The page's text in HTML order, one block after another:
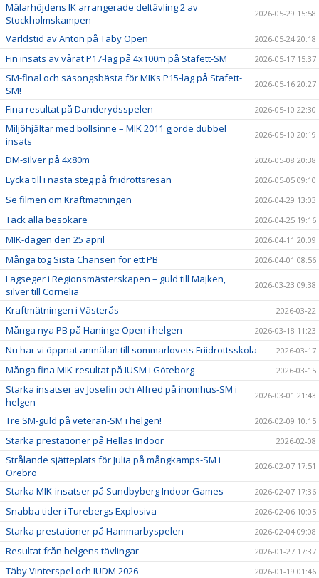
Mälarhöjdens IK arrangerade deltävling 2 av
Stockholmskampen
2026-05-29 15:58
Världstid av Anton på Täby Open 2026-05-24 20:18
Fin insats av vårat P17-lag på 4x100m på Stafett-SM 2026-05-17 15:37
SM-final och säsongsbästa för MIKs P15-lag på Stafett-
SM!
2026-05-16 20:27
Fina resultat på Danderydsspelen 2026-05-10 22:30
Miljöhjältar med bollsinne – MIK 2011 gjorde dubbel
insats
2026-05-10 20:19
DM-silver på 4x80m 2026-05-08 20:38
Lycka till i nästa steg på friidrottsresan 2026-05-05 09:10
Se filmen om Kraftmätningen 2026-04-29 13:03
Tack alla besökare 2026-04-25 19:16
MIK-dagen den 25 april 2026-04-11 20:09
Många tog Sista Chansen för ett PB 2026-04-01 08:56
Lagseger i Regionsmästerskapen – guld till Majken,
silver till Cornelia
2026-03-23 09:38
Kraftmätningen i Västerås 2026-03-22
Många nya PB på Haninge Open i helgen 2026-03-18 11:23
Nu har vi öppnat anmälan till sommarlovets Friidrottsskola 2026-03-17
Många fina MIK-resultat på IUSM i Göteborg 2026-03-15
Starka insatser av Josefin och Alfred på inomhus-SM i
helgen
2026-03-01 21:43
Tre SM-guld på veteran-SM i helgen! 2026-02-09 10:15
Starka prestationer på Hellas Indoor 2026-02-08
Strålande sjätteplats för Julia på mångkamps-SM i
Örebro
2026-02-07 17:51
Starka MIK-insatser på Sundbyberg Indoor Games 2026-02-07 17:36
Snabba tider i Turebergs Explosiva 2026-02-06 10:05
Starka prestationer på Hammarbyspelen 2026-02-04 09:08
Resultat från helgens tävlingar 2026-01-27 17:37
Täby Vinterspel och IUDM 2026 2026-01-19 01:46